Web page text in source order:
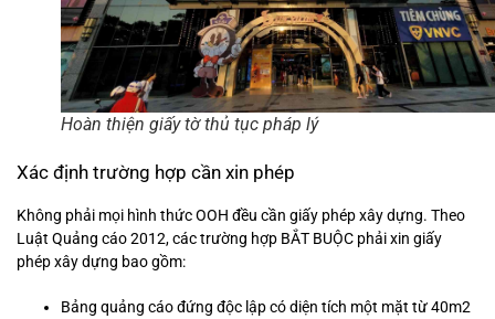
Hoàn thiện giấy tờ thủ tục pháp lý
Xác định trường hợp cần xin phép
Không phải mọi hình thức OOH đều cần giấy phép xây dựng. Theo
Luật Quảng cáo 2012, các trường hợp BẮT BUỘC phải xin giấy
phép xây dựng bao gồm:
Bảng quảng cáo đứng độc lập có diện tích một mặt từ 40m2